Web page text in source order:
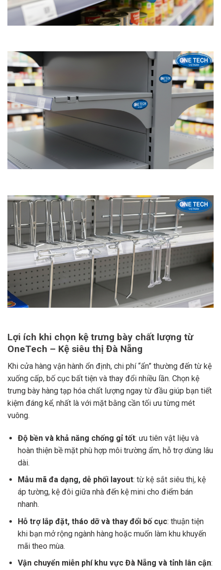
Lợi ích khi chọn kệ trưng bày chất lượng từ
OneTech – Kệ siêu thị Đà Nẵng
Khi cửa hàng vận hành ổn định, chi phí “ẩn” thường đến từ kệ
xuống cấp, bố cục bất tiện và thay đổi nhiều lần. Chọn kệ
trưng bày hàng tạp hóa chất lượng ngay từ đầu giúp bạn tiết
kiệm đáng kể, nhất là với mặt bằng cần tối ưu từng mét
vuông.
Độ bền và khả năng chống gỉ tốt: ưu tiên vật liệu và
hoàn thiện bề mặt phù hợp môi trường ẩm, hỗ trợ dùng lâu
dài.
Mẫu mã đa dạng, dễ phối layout: từ kệ sắt siêu thị, kệ
áp tường, kệ đôi giữa nhà đến kệ mini cho điểm bán
nhanh.
Hỗ trợ lắp đặt, tháo dỡ và thay đổi bố cục: thuận tiện
khi bạn mở rộng ngành hàng hoặc muốn làm khu khuyến
mãi theo mùa.
Vận chuyển miễn phí khu vực Đà Nẵng và tỉnh lân cận: